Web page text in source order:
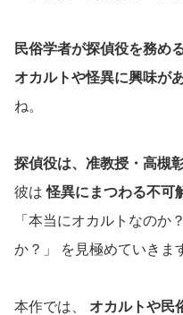
民俗学者が探偵役を務め
オカルトや怪異に興味が
ね。
探偵役は、准教授・高槻彰
彼は怪異にまつわる不可
「本当にオカルトなのか
か？」 を見極めていきま
本作では、 オカルトや民